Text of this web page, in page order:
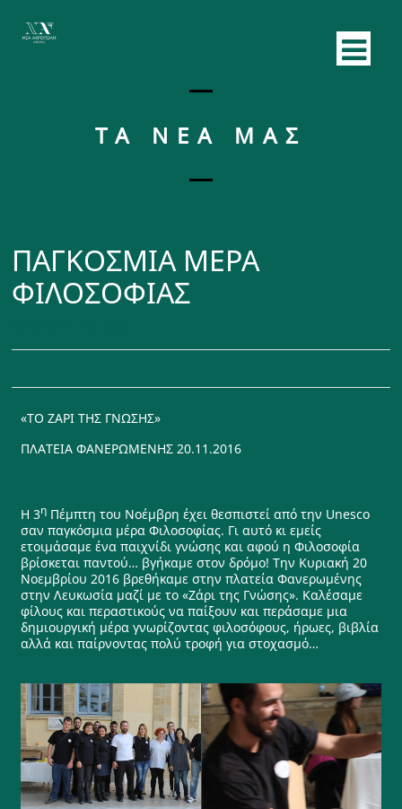
ΤΑ ΝΕΑ ΜΑΣ
ΠΑΓΚΟΣΜΙΑ ΜΕΡΑ
ΦΙΛΟΣΟΦΙΑΣ
«ΤΟ ΖΑΡΙ ΤΗΣ ΓΝΩΣΗΣ»
ΠΛΑΤΕΙΑ ΦΑΝΕΡΩΜΕΝΗΣ 20.11.2016
Η 3η Πέμπτη του Νοέμβρη έχει θεσπιστεί από την Unesco
σαν παγκόσμια μέρα Φιλοσοφίας. Γι αυτό κι εμείς
ετοιμάσαμε ένα παιχνίδι γνώσης και αφού η Φιλοσοφία
βρίσκεται παντού… βγήκαμε στον δρόμο! Την Κυριακή 20
Νοεμβρίου 2016 βρεθήκαμε στην πλατεία Φανερωμένης
στην Λευκωσία μαζί με το «Ζάρι της Γνώσης». Καλέσαμε
φίλους και περαστικούς να παίξουν και περάσαμε μια
δημιουργική μέρα γνωρίζοντας φιλοσόφους, ήρωες, βιβλία
αλλά και παίρνοντας πολύ τροφή για στοχασμό…